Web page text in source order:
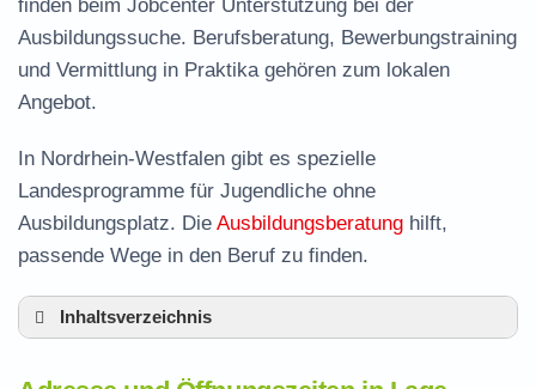
finden beim Jobcenter Unterstützung bei der
Ausbildungssuche. Berufsberatung, Bewerbungstraining
und Vermittlung in Praktika gehören zum lokalen
Angebot.
In Nordrhein-Westfalen gibt es spezielle
Landesprogramme für Jugendliche ohne
Ausbildungsplatz. Die Ausbildungsberatung hilft,
passende Wege in den Beruf zu finden.
Inhaltsverzeichnis